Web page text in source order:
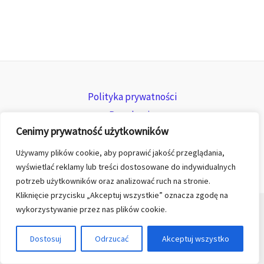
Cenimy prywatność użytkowników
Używamy plików cookie, aby poprawić jakość przeglądania,
wyświetlać reklamy lub treści dostosowane do indywidualnych
potrzeb użytkowników oraz analizować ruch na stronie.
Kliknięcie przycisku „Akceptuj wszystkie” oznacza zgodę na
wykorzystywanie przez nas plików cookie.
Dostosuj Odrzucać Akceptuj wszystko
Polityka prywatności
Regulamin
Zwroty i reklamacje
© 2026 All rights reserved for KGK TREND sp. z o.o.